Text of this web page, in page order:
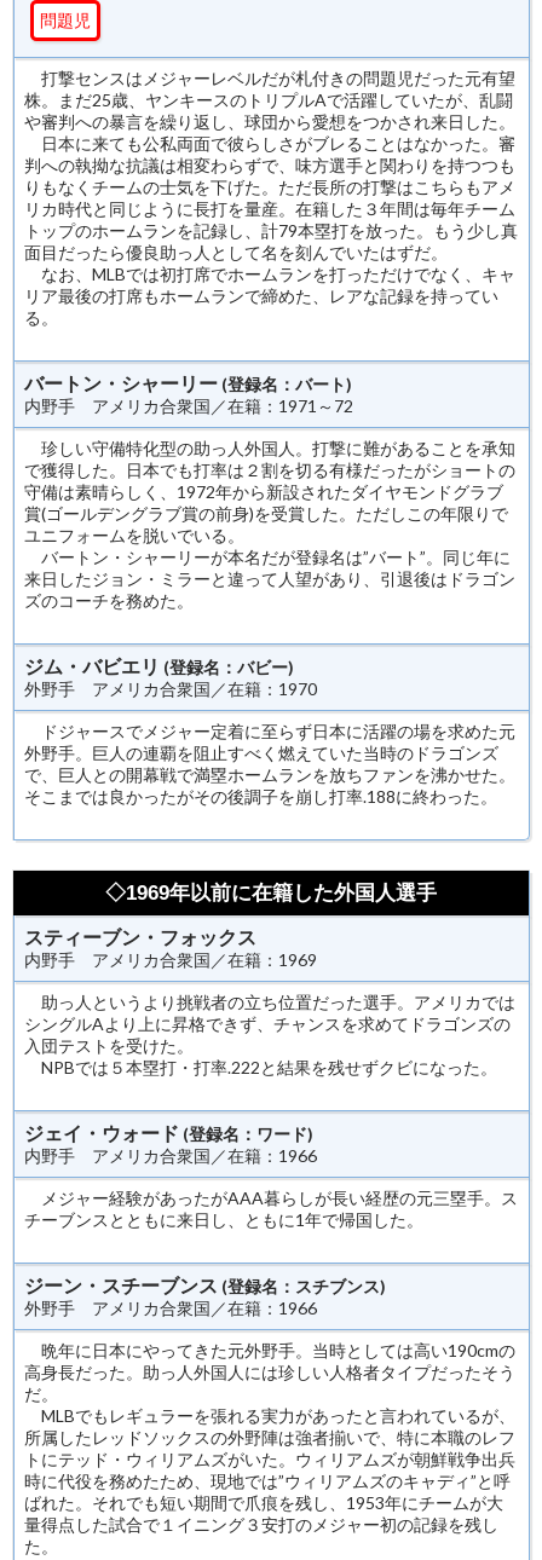
問題児
打撃センスはメジャーレベルだが札付きの問題児だった元有望
株。まだ25歳、ヤンキースのトリプルAで活躍していたが、乱闘
や審判への暴言を繰り返し、球団から愛想をつかされ来日した。
日本に来ても公私両面で彼らしさがブレることはなかった。審
判への執拗な抗議は相変わらずで、味方選手と関わりを持つつも
りもなくチームの士気を下げた。ただ長所の打撃はこちらもアメ
リカ時代と同じように長打を量産。在籍した３年間は毎年チーム
トップのホームランを記録し、計79本塁打を放った。もう少し真
面目だったら優良助っ人として名を刻んでいたはずだ。
なお、MLBでは初打席でホームランを打っただけでなく、キャ
リア最後の打席もホームランで締めた、レアな記録を持ってい
る。
バートン・シャーリー (登録名：バート)
内野手 アメリカ合衆国／在籍：1971～72
珍しい守備特化型の助っ人外国人。打撃に難があることを承知
で獲得した。日本でも打率は２割を切る有様だったがショートの
守備は素晴らしく、1972年から新設されたダイヤモンドグラブ
賞(ゴールデングラブ賞の前身)を受賞した。ただしこの年限りで
ユニフォームを脱いでいる。
バートン・シャーリーが本名だが登録名は”バート”。同じ年に
来日したジョン・ミラーと違って人望があり、引退後はドラゴン
ズのコーチを務めた。
ジム・バビエリ (登録名：バビー)
外野手 アメリカ合衆国／在籍：1970
ドジャースでメジャー定着に至らず日本に活躍の場を求めた元
外野手。巨人の連覇を阻止すべく燃えていた当時のドラゴンズ
で、巨人との開幕戦で満塁ホームランを放ちファンを沸かせた。
そこまでは良かったがその後調子を崩し打率.188に終わった。
◇1969年以前に在籍した外国人選手
スティーブン・フォックス
内野手 アメリカ合衆国／在籍：1969
助っ人というより挑戦者の立ち位置だった選手。アメリカでは
シングルAより上に昇格できず、チャンスを求めてドラゴンズの
入団テストを受けた。
NPBでは５本塁打・打率.222と結果を残せずクビになった。
ジェイ・ウォード (登録名：ワード)
内野手 アメリカ合衆国／在籍：1966
メジャー経験があったがAAA暮らしが長い経歴の元三塁手。ス
チーブンスとともに来日し、ともに1年で帰国した。
ジーン・スチーブンス (登録名：スチブンス)
外野手 アメリカ合衆国／在籍：1966
晩年に日本にやってきた元外野手。当時としては高い190cmの
高身長だった。助っ人外国人には珍しい人格者タイプだったそう
だ。
MLBでもレギュラーを張れる実力があったと言われているが、
所属したレッドソックスの外野陣は強者揃いで、特に本職のレフ
トにテッド・ウィリアムズがいた。ウィリアムズが朝鮮戦争出兵
時に代役を務めたため、現地では”ウィリアムズのキャディ”と呼
ばれた。それでも短い期間で爪痕を残し、1953年にチームが大
量得点した試合で１イニング３安打のメジャー初の記録を残し
た。